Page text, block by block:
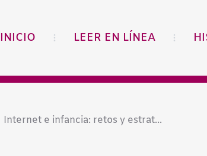
INICIO LEER EN LÍNEA
Internet e infancia: retos y estrat...